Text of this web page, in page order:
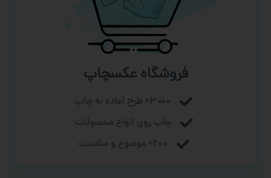
فروشگاه عکسچاپ
۳۰۰۰+ طرح آماده به چاپ
چاپ روی انواع محصولات
۲۰۰+ موضوع و مناسبت